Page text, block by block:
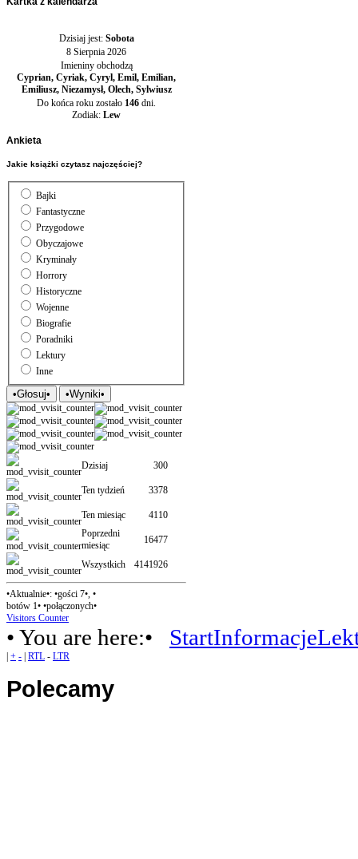
Dzisiaj jest: Sobota
8 Sierpnia 2026
Imieniny obchodzą
Cyprian, Cyriak, Cyryl, Emil, Emilian,
Emiliusz, Niezamysł, Olech, Sylwiusz
Do końca roku zostało 146 dni.
Zodiak: Lew
Ankieta
Jakie książki czytasz najczęściej?
Bajki
Fantastyczne
Przygodowe
Obyczajowe
Kryminały
Horrory
Historyczne
Wojenne
Biografie
Poradniki
Lektury
Inne
Dzisiaj 300
Ten tydzień 3378
Ten miesiąc
4110
Poprzedni
miesiąc
16477
Wszystkich 4141926
•Aktualnie•: •gości 7•, •
botów 1• •połączonych•
Visitors Counter
• You are here:• StartInformacje
| + - | RTL - LTR
Polecamy